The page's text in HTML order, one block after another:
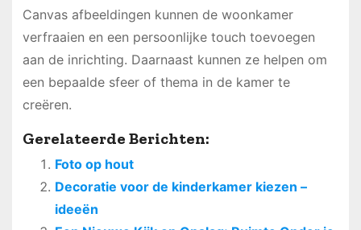
Canvas afbeeldingen kunnen de woonkamer
verfraaien en een persoonlijke touch toevoegen
aan de inrichting. Daarnaast kunnen ze helpen om
een bepaalde sfeer of thema in de kamer te
creëren.
Gerelateerde Berichten:
Foto op hout
Decoratie voor de kinderkamer kiezen –
ideeën